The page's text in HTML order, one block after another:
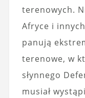
terenowych.
Afryce i
panują
terenowe, w
słynnego
musiał